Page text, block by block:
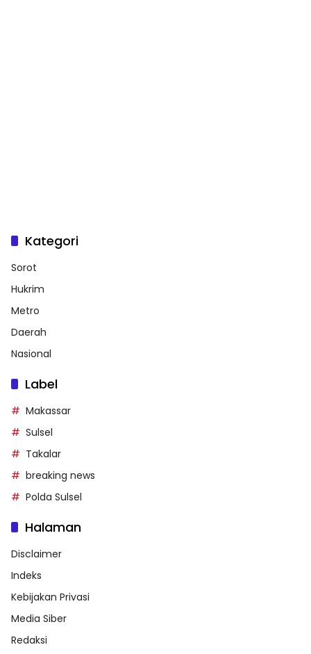
Kategori
Sorot
Hukrim
Metro
Daerah
Nasional
Label
Makassar
Sulsel
Takalar
breaking news
Polda Sulsel
Halaman
Disclaimer
Indeks
Kebijakan Privasi
Media Siber
Redaksi